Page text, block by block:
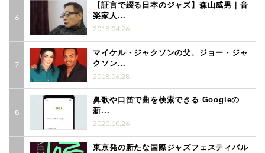
【証言で綴る日本のジャズ】森山威男｜音
楽家人...
2018.04.26
マイケル・ジャクソンの父、ジョー・ジャ
クソン...
2018.06.28
鼻歌や口笛で曲を検索できる Googleの
新...
2020.10.26
東京発の新たな国際ジャズフェスティバル